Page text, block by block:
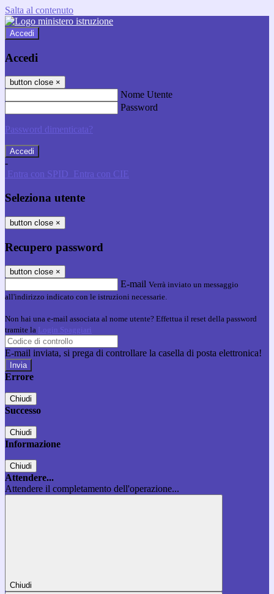
Salta al contenuto
Accedi
Accedi
button close ×
Nome Utente
Password
Password dimenticata?
-
Entra con SPID Entra con CIE
Seleziona utente
button close ×
Recupero password
button close ×
E-mail Verrà inviato un messaggio
all'indirizzo indicato con le istruzioni necessarie.
Non hai una e-mail associata al nome utente? Effettua il reset della password
tramite la Login Spaggiari
E-mail inviata, si prega di controllare la casella di posta elettronica!
Errore
Chiudi
Successo
Chiudi
Informazione
Chiudi
Attendere...
Attendere il completamento dell'operazione...
Chiudi